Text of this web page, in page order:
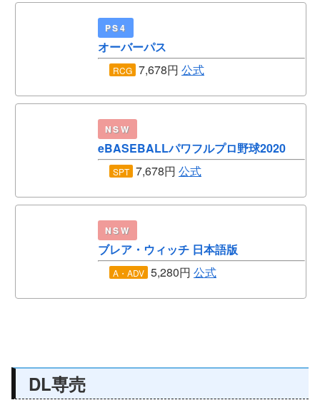
PS4
オーバーパス
RCG 7,678円 公式
NSW
eBASEBALLパワフルプロ野球2020
SPT 7,678円 公式
NSW
ブレア・ウィッチ 日本語版
A・ADV 5,280円 公式
DL専売